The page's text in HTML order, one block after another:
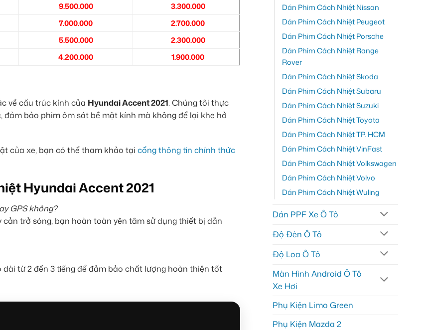
9.500.000 3.300.000
7.000.000
2.700.000
5.500.000
2.300.000
4.200.000 1.900.000
về cấu trúc kính của Hyundai Accent 2021. Chúng tôi thực
bảo phim ôm sát bề mặt kính mà không để lại khe hở
của xe, bạn có thể tham khảo tại cổng thông tin chính thức
Hyundai Accent 2021
GPS không?
trở sóng, bạn hoàn toàn yên tâm sử dụng thiết bị dẫn
từ 2 đến 3 tiếng để đảm bảo chất lượng hoàn thiện tốt
Dán Phim Cách Nhiệt Nissan
Dán Phim Cách Nhiệt Peugeot
Dán Phim Cách Nhiệt Porsche
Dán Phim Cách Nhiệt Range
Rover
Dán Phim Cách Nhiệt Skoda
Dán Phim Cách Nhiệt Subaru
Dán Phim Cách Nhiệt Suzuki
Dán Phim Cách Nhiệt Toyota
Dán Phim Cách Nhiệt TP. HCM
Dán Phim Cách Nhiệt VinFast
Dán Phim Cách Nhiệt Volkswagen
Dán Phim Cách Nhiệt Volvo
Dán Phim Cách Nhiệt Wuling
Dán PPF Xe Ô Tô
Độ Đèn Ô Tô
Độ Loa Ô Tô
Màn Hình Android Ô Tô
Xe Hơi
Phụ Kiện Limo Green
Phụ Kiện Mazda 2